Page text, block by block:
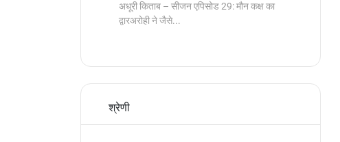
अधूरी किताब – सीजन एपिसोड 29: मौन कक्ष का
द्वारअरोही ने जैसे...
श्रेणी